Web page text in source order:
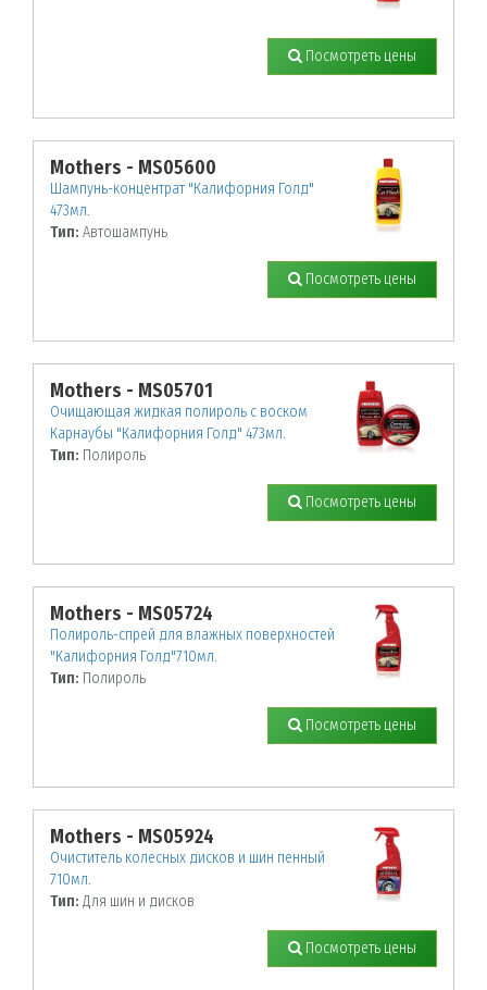
Посмотреть цены
Mothers - MS05600
Шампунь-концентрат "Калифорния Голд"
473мл.
Тип: Автошампунь
Посмотреть цены
Mothers - MS05701
Очищающая жидкая полироль с воском
Карнаубы "Калифорния Голд" 473мл.
Тип: Полироль
Посмотреть цены
Mothers - MS05724
Полироль-спрей для влажных поверхностей
"Калифорния Голд"710мл.
Тип: Полироль
Посмотреть цены
Mothers - MS05924
Очиститель колесных дисков и шин пенный
710мл.
Тип: Для шин и дисков
Посмотреть цены